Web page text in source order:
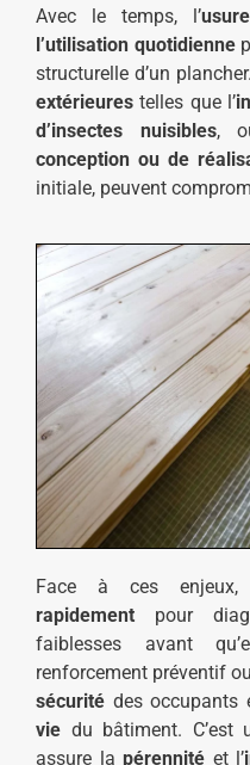
Avec le temps, l’
l’utilisation quotidienne
structurelle d’un
extérieures telles que l’
d’insectes nuisibles,
conception ou de
initiale, peuvent
Face à ces
rapidement pour
faiblesses avant
renforcement préventif
sécurité des
vie du bâtiment. C’est
assure la pérennité et l’